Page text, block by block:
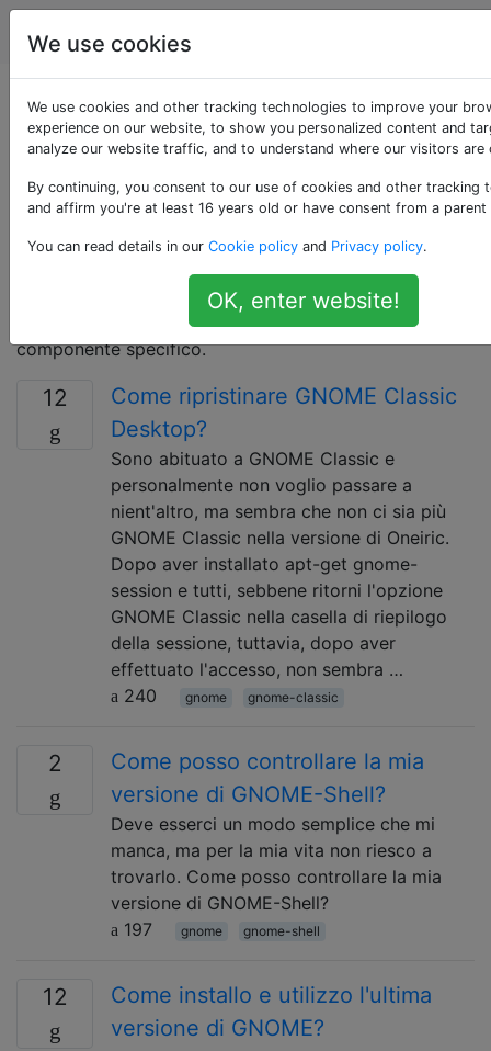
Ubuntu
Domande taggate
«gnome»
GNOME (GNU Network Object Model Environment) è
una raccolta di software basato su GTK che fornisce
l'ambiente desktop GNOME Shell. Questo è un tag
molto generale che dovrebbe essere usato solo per
domande riguardanti GNOME in generale e non un
componente specifico.
12
Come ripristinare GNOME Classic
Desktop?
Sono abituato a GNOME Classic e
personalmente non voglio passare a
nient'altro, ma sembra che non ci sia più
GNOME Classic nella versione di Oneiric.
Dopo aver installato apt-get gnome-
session e tutti, sebbene ritorni l'opzione
GNOME Classic nella casella di riepilogo
della sessione, tuttavia, dopo aver
effettuato l'accesso, non sembra …
240
gnome gnome-classic
2
Come posso controllare la mia
versione di GNOME-Shell?
Deve esserci un modo semplice che mi
manca, ma per la mia vita non riesco a
trovarlo. Come posso controllare la mia
versione di GNOME-Shell?
197
gnome gnome-shell
12
Come installo e utilizzo l'ultima
versione di GNOME?
We use cookies
We use cookies and other tracking technologies to improve your
experience on our website, to show you personalized content and
analyze our website traffic, and to understand where our visitors are
By continuing, you consent to our use of cookies and other tracking
and affirm you're at least 16 years old or have consent from a parent
You can read details in our Cookie policy and Privacy policy.
OK, enter website!